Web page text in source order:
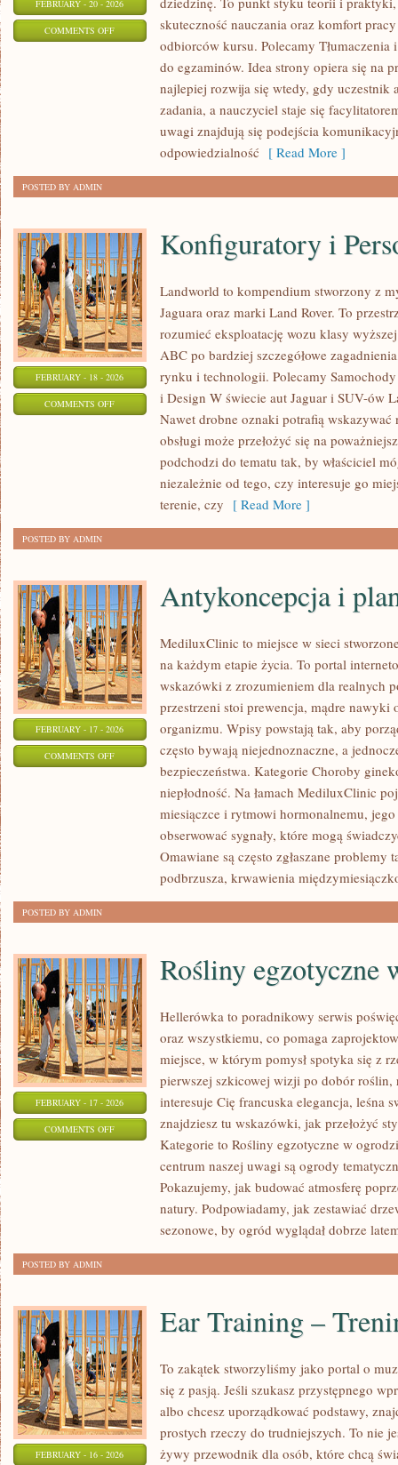
FEBRUARY - 20 - 2026
COMMENTS OFFON
ANGIELSKU
skuteczność nauczania oraz komfort
odbiorców kursu. Polecamy Tłumaczenia
do egzaminów. Idea strony opiera się na
najlepiej rozwija się wtedy, gdy uczestnik
zadania, a nauczyciel staje się
uwagi znajdują się podejścia
odpowiedzialność [ Read More ]
POSTED BY ADMIN
FEBRUARY - 18 - 2026
COMMENTS OFFON
KONFIGURATORY
PERSONALIZACJA
Konfiguratory i
Landworld to kompendium stworzony z
Jaguara oraz marki Land Rover. To
rozumieć eksploatację wozu klasy
ABC po bardziej szczegółowe
rynku i technologii. Polecamy
i Design W świecie aut Jaguar i SUV-ów
Nawet drobne oznaki potrafią wskazywać
obsługi może przełożyć się na
podchodzi do tematu tak, by właściciel
niezależnie od tego, czy interesuje go
terenie, czy [ Read More ]
POSTED BY ADMIN
FEBRUARY - 17 - 2026
COMMENTS OFFON
ANTYKONCEPCJA
PLANOWANIE
Antykoncepcja i
MediluxClinic to miejsce w sieci
na każdym etapie życia. To portal
wskazówki z zrozumieniem dla realnych
przestrzeni stoi prewencja, mądre nawyki
organizmu. Wpisy powstają tak, aby
często bywają niejednoznaczne, a
bezpieczeństwa. Kategorie Choroby
niepłodność. Na łamach MediluxClinic
miesiączce i rytmowi hormonalnemu,
obserwować sygnały, które mogą
Omawiane są często zgłaszane problemy
podbrzusza, krwawienia
POSTED BY ADMIN
FEBRUARY - 17 - 2026
COMMENTS OFFON
EGZOTYCZNE
Rośliny egzotyczne
Hellerówka to poradnikowy serwis
oraz wszystkiemu, co pomaga
miejsce, w którym pomysł spotyka się z
pierwszej szkicowej wizji po dobór roślin,
interesuje Cię francuska elegancja, leśna
znajdziesz tu wskazówki, jak przełożyć
Kategorie to Rośliny egzotyczne w
centrum naszej uwagi są ogrody
Pokazujemy, jak budować atmosferę
natury. Podpowiadamy, jak zestawiać
sezonowe, by ogród wyglądał dobrze
POSTED BY ADMIN
FEBRUARY - 16 - 2026
Ear Training –
To zakątek stworzyliśmy jako portal o
się z pasją. Jeśli szukasz przystępnego
albo chcesz uporządkować podstawy,
prostych rzeczy do trudniejszych. To nie
żywy przewodnik dla osób, które chcą